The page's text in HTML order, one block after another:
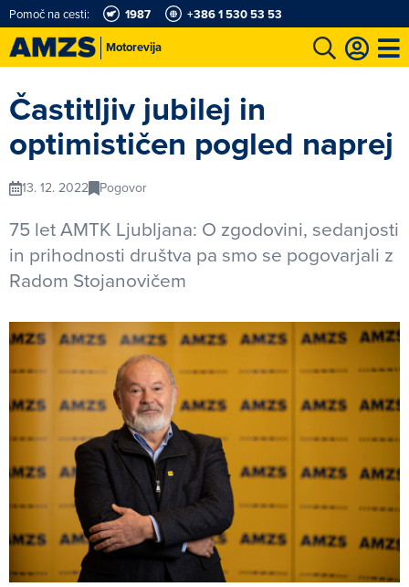
Motorevija
Pomoč na cesti: 1987 +386 1 530 53 53
Častitljiv jubilej in
optimističen pogled naprej
13. 12. 2022 Pogovor
75 let AMTK Ljubljana: O zgodovini, sedanjosti
in prihodnosti društva pa smo se pogovarjali z
Radom Stojanovičem